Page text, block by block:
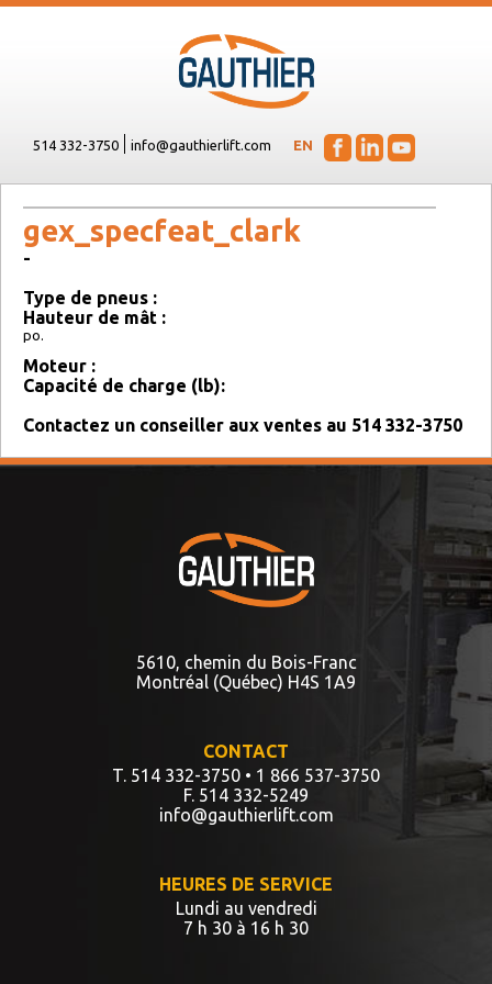
514 332-3750 info@gauthierlift.com EN
gex_specfeat_clark
-
Type de pneus :
Hauteur de mât :
po.
Moteur :
Capacité de charge (lb):
Contactez un conseiller aux ventes au 514 332-3750
5610, chemin du Bois-Franc
Montréal (Québec) H4S 1A9
CONTACT
T. 514 332-3750 • 1 866 537-3750
F. 514 332-5249
info@gauthierlift.com
HEURES DE SERVICE
Lundi au vendredi
7 h 30 à 16 h 30